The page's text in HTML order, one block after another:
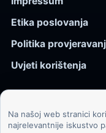
Etika poslovanja
Politika
Uvjeti korištenja
© 2026
Na našoj web stranici
najrelevantnije iskustvo